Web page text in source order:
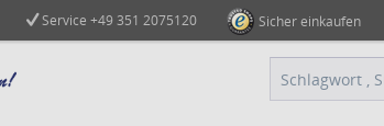
Service +49 351 2075120 Sicher einkaufen